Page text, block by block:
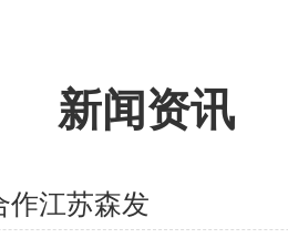
新闻资讯
作江苏森发